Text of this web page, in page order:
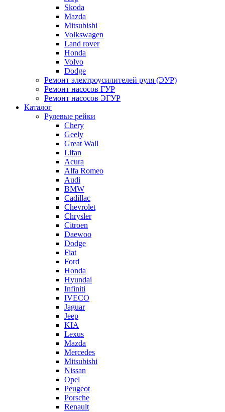
Skoda
Mazda
Mitsubishi
Volkswagen
Land rover
Honda
Volvo
Dodge
Ремонт электроусилителей руля (ЭУР)
Ремонт насосов ГУР
Ремонт насосов ЭГУР
Каталог
Рулевые рейки
Chery
Geely
Great Wall
Lifan
Acura
Alfa Romeo
Audi
BMW
Cadillac
Chevrolet
Chrysler
Citroen
Daewoo
Dodge
Fiat
Ford
Honda
Hyundai
Infiniti
IVECO
Jaguar
Jeep
KIA
Lexus
Mazda
Mercedes
Mitsubishi
Nissan
Opel
Peugeot
Porsche
Renault